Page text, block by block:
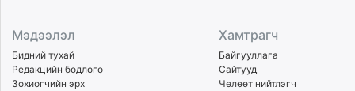
Мэдээлэл
Бидний тухай
Редакцийн бодлого
Зохиогчийн эрх
Хамтрагч
Байгууллага
Сайтууд
Чөлөөт нийтлэгч